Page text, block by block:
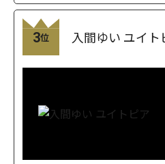
3位 入間ゆい ユイト